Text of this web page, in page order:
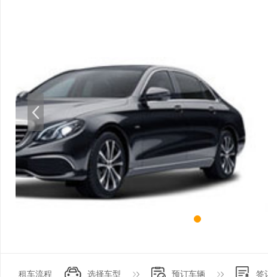
租车流程 选择车型 预订车辆 签